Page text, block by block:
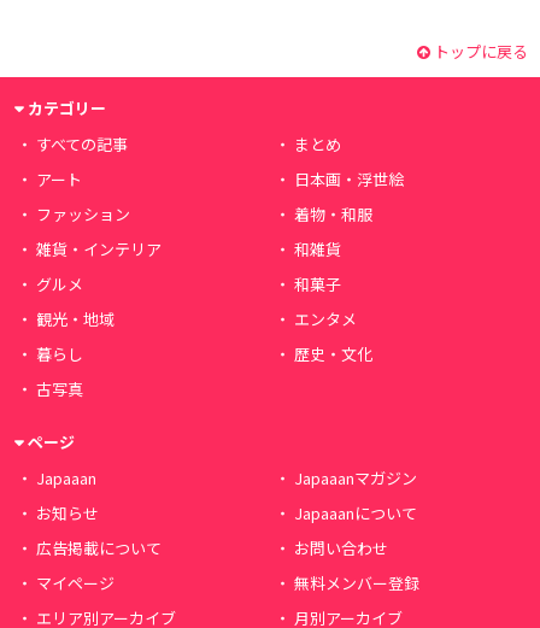
トップに戻る
カテゴリー
すべての記事
まとめ
アート
日本画・浮世絵
ファッション
着物・和服
雑貨・インテリア
和雑貨
グルメ
和菓子
観光・地域
エンタメ
暮らし
歴史・文化
古写真
ページ
Japaaan
Japaaanマガジン
お知らせ
Japaaanについて
広告掲載について
お問い合わせ
マイページ
無料メンバー登録
エリア別アーカイブ
月別アーカイブ